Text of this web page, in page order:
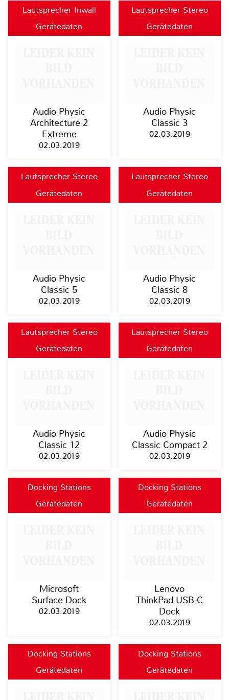
Lautsprecher Inwall
Gerätedaten
Audio Physic
Architecture 2
Extreme
02.03.2019
Lautsprecher Stereo
Gerätedaten
Audio Physic
Classic 3
02.03.2019
Lautsprecher Stereo
Gerätedaten
Audio Physic
Classic 5
02.03.2019
Lautsprecher Stereo
Gerätedaten
Audio Physic
Classic 8
02.03.2019
Lautsprecher Stereo
Gerätedaten
Audio Physic
Classic 12
02.03.2019
Lautsprecher Stereo
Gerätedaten
Audio Physic
Classic Compact 2
02.03.2019
Docking Stations
Gerätedaten
Microsoft
Surface Dock
02.03.2019
Docking Stations
Gerätedaten
Lenovo
ThinkPad USB-C
Dock
02.03.2019
Docking Stations
Gerätedaten
Docking Stations
Gerätedaten